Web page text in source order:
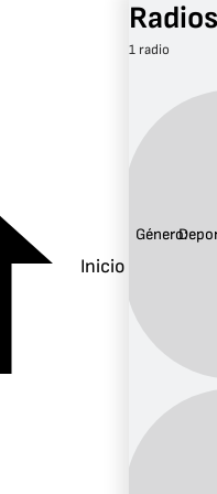
Inicio
1 radio
Género: